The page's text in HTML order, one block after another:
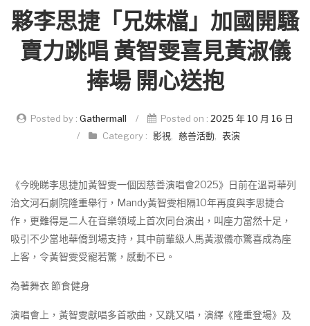
夥李思捷「兄妹檔」加國開騷
賣力跳唱 黃智雯喜見黃淑儀
捧場 開心送抱
Posted by : Gathermall / Posted on : 2025 年 10 月 16 日
/
Category : 影視 慈善活動 表演
《今晚睇李思捷加黃智雯一個因慈善演唱會2025》日前在溫哥華列
治文河石劇院隆重舉行，Mandy黃智雯相隔10年再度與李思捷合
作，更難得是二人在音樂領域上首次同台演出，叫座力當然十足，
吸引不少當地華僑到場支持，其中前輩級人馬黃淑儀亦驚喜成為座
上客，令黃智雯受寵若驚，感動不已。
為著舞衣 節食健身
演唱會上，黃智雯獻唱多首歌曲，又跳又唱，演繹《隆重登場》及